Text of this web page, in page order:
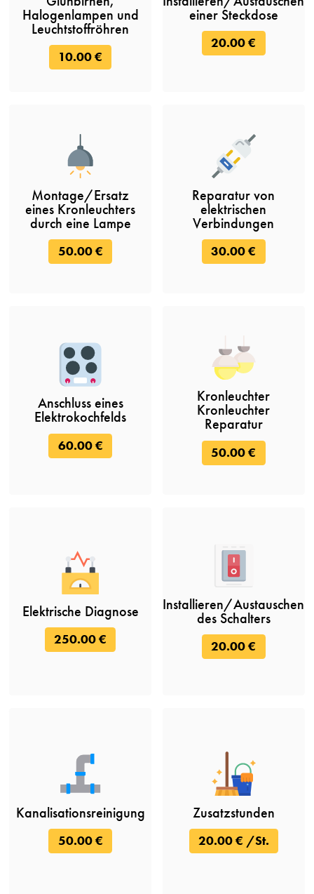
Halogenlampen und
Leuchtstoffröhren
10.00 €
einer Steckdose
20.00 €
Montage/Ersatz
eines Kronleuchters
durch eine Lampe
50.00 €
Reparatur von
elektrischen
Verbindungen
30.00 €
Anschluss eines
Elektrokochfelds
60.00 €
Kronleuchter
Kronleuchter
Reparatur
50.00 €
Elektrische Diagnose
250.00 €
Installieren/Austauschen
des Schalters
20.00 €
Kanalisationsreinigung
50.00 €
Zusatzstunden
20.00 € /St.